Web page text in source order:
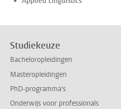
Studiekeuze
Bacheloropleidingen
Masteropleidingen
PhD-programma's
Onderwijs voor professionals